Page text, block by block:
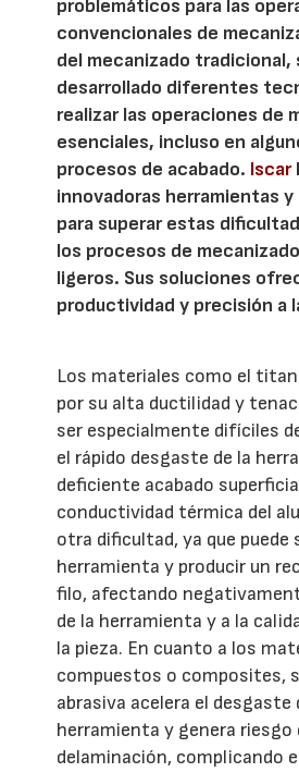
problemáticos para las
convencionales de
del mecanizado tradicional,
desarrollado diferentes
realizar las operaciones de
esenciales, incluso en
procesos de acabado. Iscar
innovadoras herramientas
para superar estas
los procesos de
ligeros. Sus soluciones
productividad y precisión a
Los materiales como el
por su alta ductilidad y
ser especialmente difíciles
el rápido desgaste de la
deficiente acabado
conductividad térmica del
otra dificultad, ya que puede
herramienta y producir un
filo, afectando
de la herramienta y a la
la pieza. En cuanto a los
compuestos o composites,
abrasiva acelera el desgaste
herramienta y genera riesgo
delaminación, complicando